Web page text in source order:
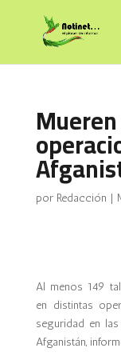
por Redacción |
Al menos 149
en distintas
seguridad en
Afganistán,